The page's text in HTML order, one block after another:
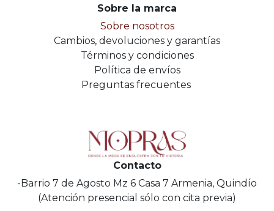
Sobre la marca
Sobre nosotros
Cambios, devoluciones y garantías
Términos y condiciones
Política de envíos
Preguntas frecuentes
Contacto
-Barrio 7 de Agosto Mz 6 Casa 7 Armenia, Quindío
(Atención presencial sólo con cita previa)